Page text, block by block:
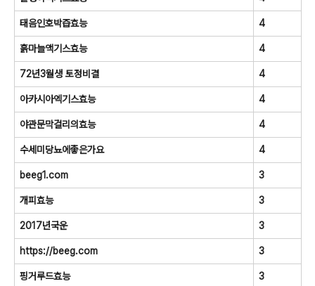
태음인호박즙효능 4
흙마늘액기스효능 4
72년3월생 토정비결 4
아카시아엑기스효능 4
야관문막걸리의효능 4
수세미당뇨에좋은가요 4
beeg1.com 3
개피효능 3
2017년국운 3
https://beeg.com 3
핑거루드효능 3